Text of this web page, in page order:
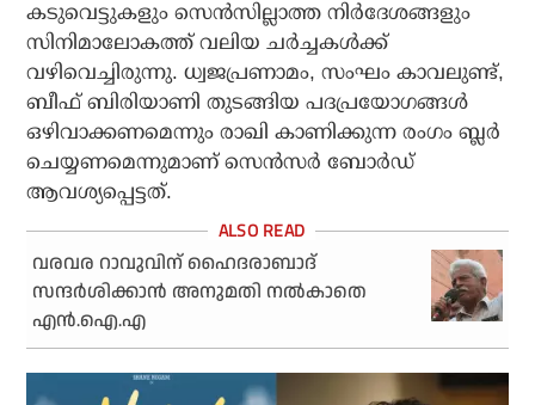
കടുവെട്ടുകളും സെന്‍സില്ലാത്ത നിര്‍ദേശങ്ങളും
സിനിമാലോകത്ത് വലിയ ചര്‍ച്ചകള്‍ക്ക്
വഴിവെച്ചിരുന്നു. ധ്വജപ്രണാമം, സംഘം കാവലുണ്ട്,
ബീഫ് ബിരിയാണി തുടങ്ങിയ പദപ്രയോഗങ്ങള്‍
ഒഴിവാക്കണമെന്നും രാഖി കാണിക്കുന്ന രംഗം ബ്ലര്‍
ചെയ്യണമെന്നുമാണ് സെന്‍സര്‍ ബോര്‍ഡ്
ആവശ്യപ്പെട്ടത്.
വരവര റാവുവിന് ഹൈദരാബാദ്
സന്ദര്‍ശിക്കാന്‍ അനുമതി നല്‍കാതെ
എന്‍.ഐ.എ